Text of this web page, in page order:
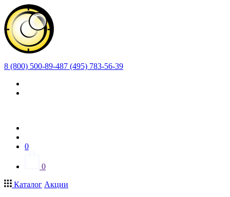
8 (800) 500-89-487 (495) 783-56-39
0
0
Каталог Акции